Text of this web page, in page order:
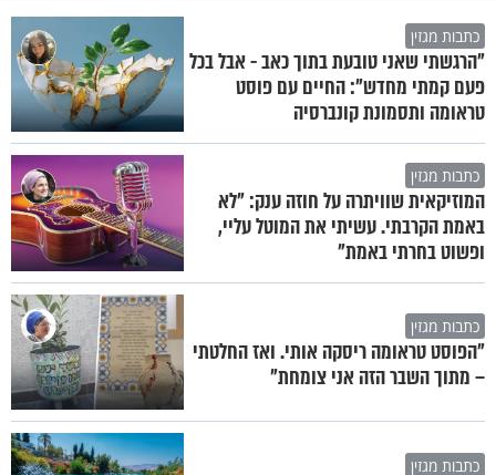
כתבות מגזין
"הרגשתי שאני טובעת בתוך כאב - אבל בכל
פעם קמתי מחדש": החיים עם פוסט
טראומה ותסמונת קונברסיה
כתבות מגזין
המוזיקאית שוויתרה על חוזה ענק: "לא
באמת הקרבתי. עשיתי את המוטל עליי,
ופשוט בחרתי באמת"
כתבות מגזין
"הפוסט טראומה ריסקה אותי. ואז החלטתי
– מתוך השבר הזה אני צומחת"
כתבות מגזין